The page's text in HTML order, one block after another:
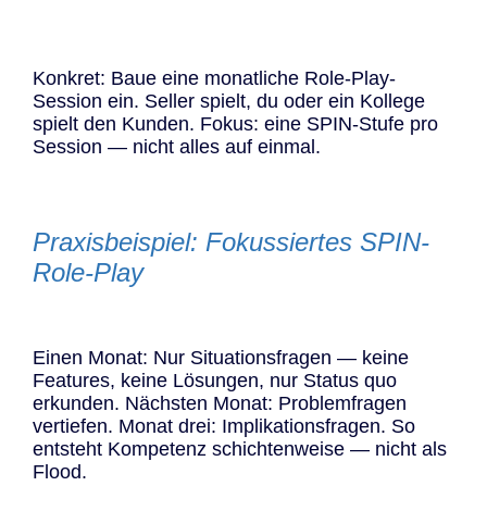
Konkret: Baue eine monatliche Role-Play-
Session ein. Seller spielt, du oder ein Kollege
spielt den Kunden. Fokus: eine SPIN-Stufe pro
Session — nicht alles auf einmal.
Praxisbeispiel: Fokussiertes SPIN-
Role-Play
Einen Monat: Nur Situationsfragen — keine
Features, keine Lösungen, nur Status quo
erkunden. Nächsten Monat: Problemfragen
vertiefen. Monat drei: Implikationsfragen. So
entsteht Kompetenz schichtenweise — nicht als
Flood.